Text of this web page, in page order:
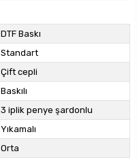
DTF Baskı
Standart
Çift cepli
Baskılı
3 iplik penye şardonlu
Yıkamalı
Orta